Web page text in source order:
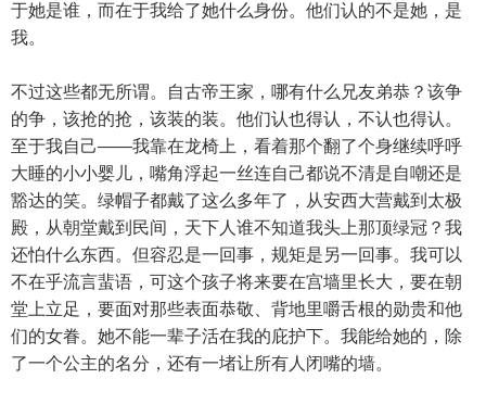
于她是谁，而在于我给了她什么身份。他们认的不是她，是
我。
不过这些都无所谓。自古帝王家，哪有什么兄友弟恭？该争
的争，该抢的抢，该装的装。他们认也得认，不认也得认。
至于我自己——我靠在龙椅上，看着那个翻了个身继续呼呼
大睡的小小婴儿，嘴角浮起一丝连自己都说不清是自嘲还是
豁达的笑。绿帽子都戴了这么多年了，从安西大营戴到太极
殿，从朝堂戴到民间，天下人谁不知道我头上那顶绿冠？我
还怕什么东西。但容忍是一回事，规矩是另一回事。我可以
不在乎流言蜚语，可这个孩子将来要在宫墙里长大，要在朝
堂上立足，要面对那些表面恭敬、背地里嚼舌根的勋贵和他
们的女眷。她不能一辈子活在我的庇护下。我能给她的，除
了一个公主的名分，还有一堵让所有人闭嘴的墙。